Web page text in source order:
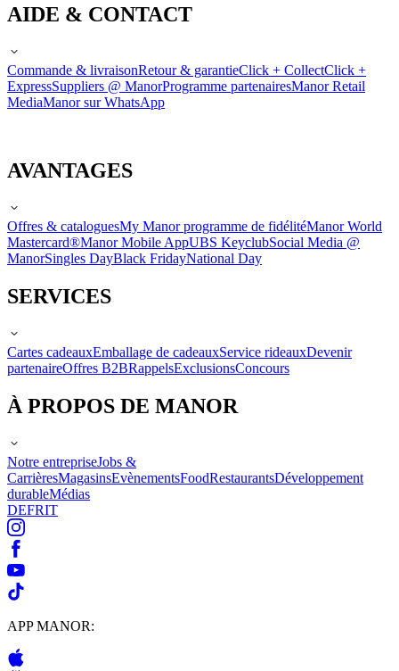
AIDE & CONTACT
Commande & livraisonRetour & garantieClick + CollectClick +
ExpressSuppliers @ ManorProgramme partenairesManor Retail
MediaManor sur WhatsApp
AVANTAGES
Offres & cataloguesMy Manor programme de fidélitéManor World
Mastercard®Manor Mobile AppUBS KeyclubSocial Media @
ManorSingles DayBlack FridayNational Day
SERVICES
Cartes cadeauxEmballage de cadeauxService rideauxDevenir
partenaireOffres B2BRappelsExclusionsConcours
À PROPOS DE MANOR
Notre entrepriseJobs &
CarrièresMagasinsEvènementsFoodRestaurantsDéveloppement
durableMédias
DEFRIT
APP MANOR: